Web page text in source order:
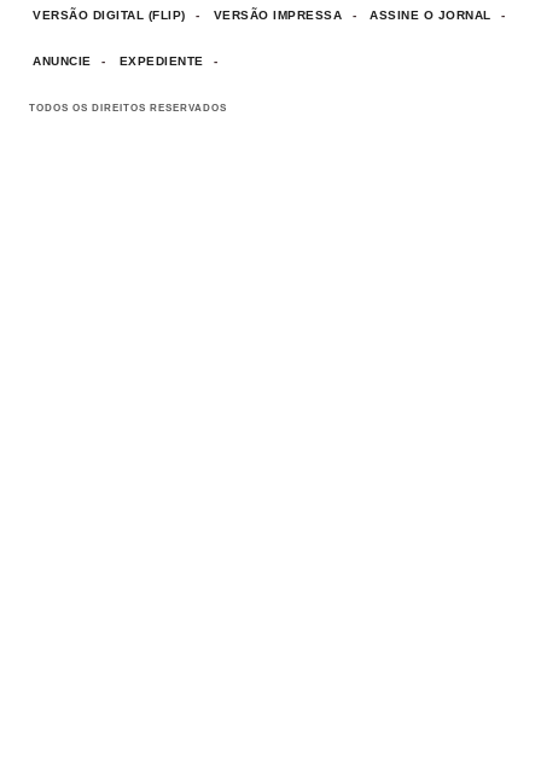
VERSÃO DIGITAL (FLIP) VERSÃO IMPRESSA ASSINE O JORNAL
ANUNCIE EXPEDIENTE
TODOS OS DIREITOS RESERVADOS